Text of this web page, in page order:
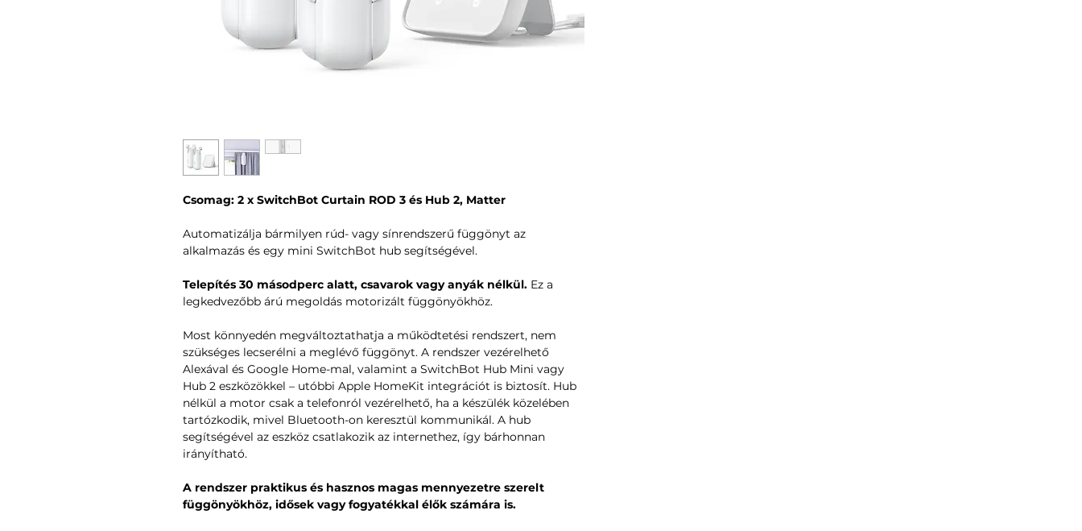
Csomag: 2 x SwitchBot Curtain ROD 3 és Hub 2, Matter
Automatizálja bármilyen rúd- vagy sínrendszerű függönyt az
alkalmazás és egy mini SwitchBot hub segítségével.
Telepítés 30 másodperc alatt, csavarok vagy anyák nélkül. Ez a
legkedvezőbb árú megoldás motorizált függönyökhöz.
Most könnyedén megváltoztathatja a működtetési rendszert, nem
szükséges lecserélni a meglévő függönyt. A rendszer vezérelhető
Alexával és Google Home-mal, valamint a SwitchBot Hub Mini vagy
Hub 2 eszközökkel – utóbbi Apple HomeKit integrációt is biztosít. Hub
nélkül a motor csak a telefonról vezérelhető, ha a készülék közelében
tartózkodik, mivel Bluetooth-on keresztül kommunikál. A hub
segítségével az eszköz csatlakozik az internethez, így bárhonnan
irányítható.
A rendszer praktikus és hasznos magas mennyezetre szerelt
függönyökhöz, idősek vagy fogyatékkal élők számára is.